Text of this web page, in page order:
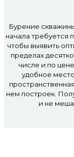
Бурение
начала требуется
чтобы выявить
пределах
числе и по
удобное
нем построек.
и не